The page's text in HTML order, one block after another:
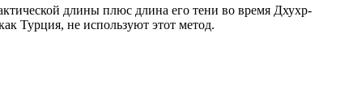
длины плюс длина его тени во время Дхухр-
Турция, не используют этот метод.